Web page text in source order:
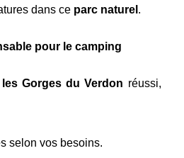
dans ce parc naturel .
pour le camping
Gorges du Verdon réussi,
selon vos besoins.